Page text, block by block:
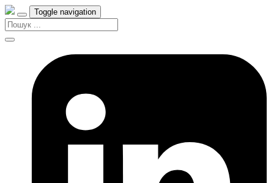
Toggle navigation